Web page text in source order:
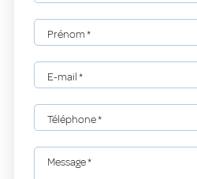
Prénom*
E-mail*
Téléphone*
Message*